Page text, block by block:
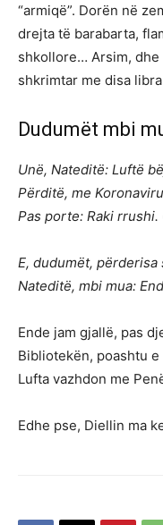
“armiqë”. Dorën në
drejta të barabarta,
shkollore… Arsim,
shkrimtar me disa
Dudumët mbi
Unë, Nateditë: Luftë
Përditë, me
Pas porte: Raki rrushi.
E, dudumët,
Nateditë, mbi mua:
Ende jam gjallë, pas
Bibliotekën, poashtu
Lufta vazhdon me
Edhe pse, Diellin ma